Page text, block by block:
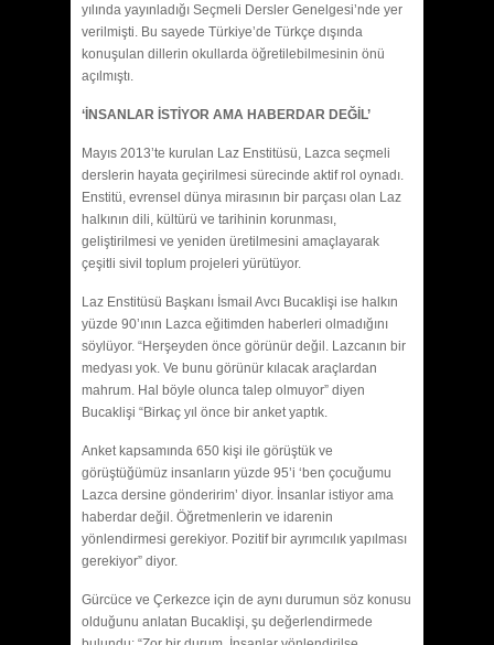
yılında yayınladığı Seçmeli Dersler Genelgesi’nde yer
verilmişti. Bu sayede Türkiye’de Türkçe dışında
konuşulan dillerin okullarda öğretilebilmesinin önü
açılmıştı.
‘İNSANLAR İSTİYOR AMA HABERDAR DEĞİL’
Mayıs 2013’te kurulan Laz Enstitüsü, Lazca seçmeli
derslerin hayata geçirilmesi sürecinde aktif rol oynadı.
Enstitü, evrensel dünya mirasının bir parçası olan Laz
halkının dili, kültürü ve tarihinin korunması,
geliştirilmesi ve yeniden üretilmesini amaçlayarak
çeşitli sivil toplum projeleri yürütüyor.
Laz Enstitüsü Başkanı İsmail Avcı Bucaklişi ise halkın
yüzde 90’ının Lazca eğitimden haberleri olmadığını
söylüyor. “Herşeyden önce görünür değil. Lazcanın bir
medyası yok. Ve bunu görünür kılacak araçlardan
mahrum. Hal böyle olunca talep olmuyor” diyen
Bucaklişi “Birkaç yıl önce bir anket yaptık.
Anket kapsamında 650 kişi ile görüştük ve
görüştüğümüz insanların yüzde 95’i ‘ben çocuğumu
Lazca dersine gönderirim’ diyor. İnsanlar istiyor ama
haberdar değil. Öğretmenlerin ve idarenin
yönlendirmesi gerekiyor. Pozitif bir ayrımcılık yapılması
gerekiyor” diyor.
Gürcüce ve Çerkezce için de aynı durumun söz konusu
olduğunu anlatan Bucaklişi, şu değerlendirmede